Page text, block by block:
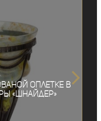
оплетке в
«Шнайдер»